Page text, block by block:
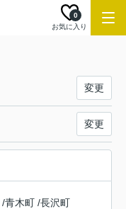
お気に入り
0
変更
変更
/青木町 /長沢町